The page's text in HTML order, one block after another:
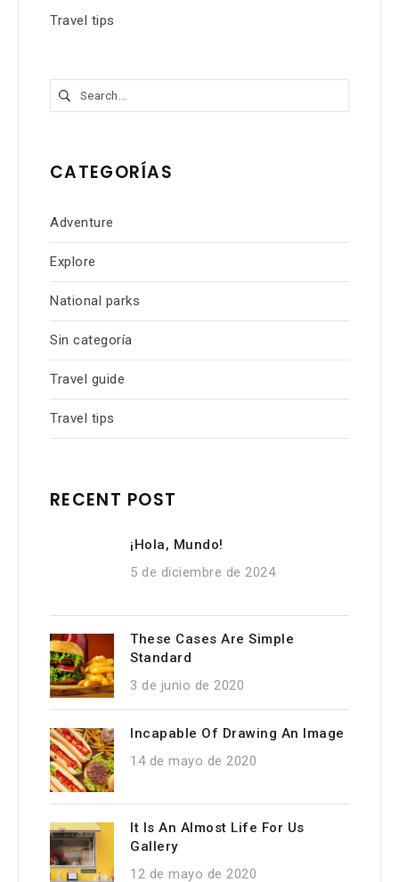
Travel tips
Buscar:
CATEGORÍAS
Adventure
Explore
National parks
Sin categoría
Travel guide
Travel tips
RECENT POST
¡Hola, Mundo!
5 de diciembre de 2024
These Cases Are Simple
Standard
3 de junio de 2020
Incapable Of Drawing An Image
14 de mayo de 2020
It Is An Almost Life For Us
Gallery
12 de mayo de 2020